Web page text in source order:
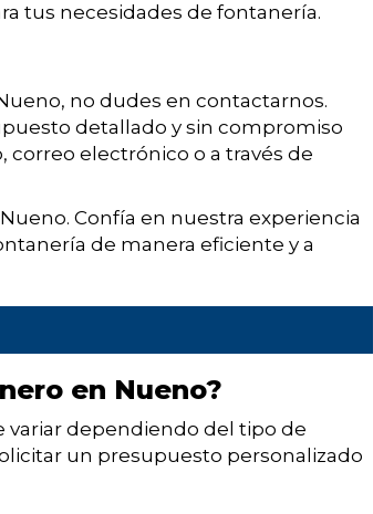
tus necesidades de fontanería.
no dudes en contactarnos.
detallado y sin compromiso
electrónico o a través de
Confía en nuestra experiencia
de manera eficiente y a
en Nueno?
variar dependiendo del tipo de
un presupuesto personalizado